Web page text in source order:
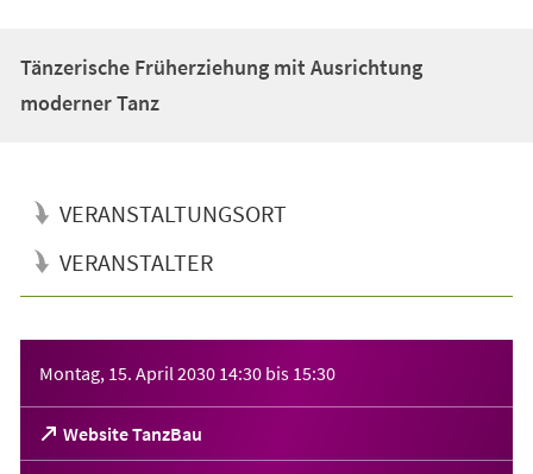
Tänzerische Früherziehung mit Ausrichtung
moderner Tanz
VERANSTALTUNGSORT
VERANSTALTER
Montag, 15. April 2030 14:30 bis 15:30
Website TanzBau
(Öffnet
in